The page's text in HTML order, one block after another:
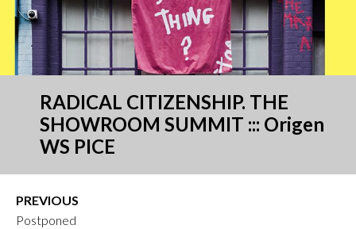
RADICAL CITIZENSHIP. THE
SHOWROOM SUMMIT ::: Origen
WS PICE
PREVIOUS
Postponed